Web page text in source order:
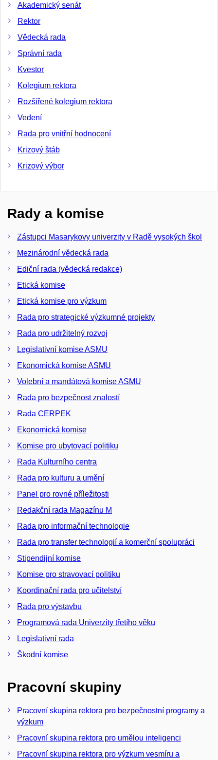
Akademický senát
Rektor
Vědecká rada
Správní rada
Kvestor
Kolegium rektora
Rozšířené kolegium rektora
Vedení
Rada pro vnitřní hodnocení
Krizový štáb
Krizový výbor
Rady a komise
Zástupci Masarykovy univerzity v Radě vysokých škol
Mezinárodní vědecká rada
Ediční rada (vědecká redakce)
Etická komise
Etická komise pro výzkum
Rada pro strategické výzkumné projekty
Rada pro udržitelný rozvoj
Legislativní komise ASMU
Ekonomická komise ASMU
Volební a mandátová komise ASMU
Rada pro bezpečnost znalostí
Rada CERPEK
Ekonomická komise
Komise pro ubytovací politiku
Rada Kulturního centra
Rada pro kulturu a umění
Panel pro rovné příležitosti
Redakční rada Magazínu M
Rada pro informační technologie
Rada pro transfer technologií a komerční spolupráci
Stipendijní komise
Komise pro stravovací politiku
Koordinační rada pro učitelství
Rada pro výstavbu
Programová rada Univerzity třetího věku
Legislativní rada
Škodní komise
Pracovní skupiny
Pracovní skupina rektora pro bezpečnostní programy a
výzkum
Pracovní skupina rektora pro umělou inteligenci
Pracovní skupina rektora pro výzkum vesmíru a